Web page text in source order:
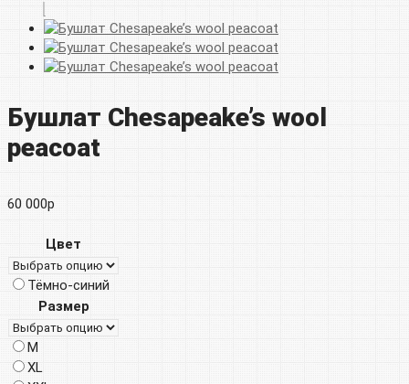
Бушлат Chesapeake’s wool
peacoat
60 000р
Цвет
Тёмно-синий
Размер
M
XL